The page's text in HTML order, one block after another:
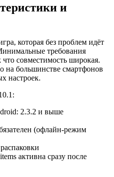
и
которая без проблем идёт
требования
совместимость широкая.
на большинстве смартфонов
настроек.
2.3.2 и выше
(офлайн-режим
активна сразу после